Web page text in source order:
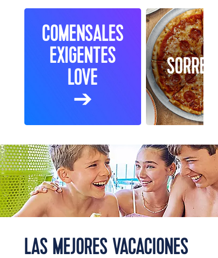
COMENSALES
EXIGENTES
LOVE
➔
icon of the seas surfside waters edge pool kids with lemon
juices
LAS MEJORES VACACIONES